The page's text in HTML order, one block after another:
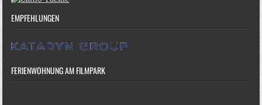
EMPFEHLUNGEN
FERIENWOHNUNG AM FILMPARK